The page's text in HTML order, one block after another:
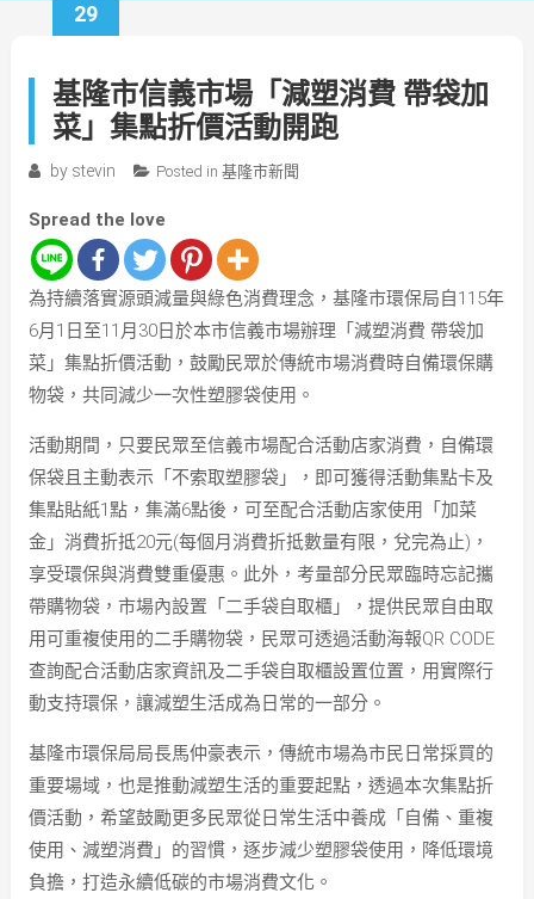
29
基隆市信義市場「減塑消費 帶袋加
菜」集點折價活動開跑
by stevin Posted in 基隆市新聞
Spread the love
為持續落實源頭減量與綠色消費理念，基隆市環保局自115年
6月1日至11月30日於本市信義市場辦理「減塑消費 帶袋加
菜」集點折價活動，鼓勵民眾於傳統市場消費時自備環保購
物袋，共同減少一次性塑膠袋使用。
活動期間，只要民眾至信義市場配合活動店家消費，自備環
保袋且主動表示「不索取塑膠袋」，即可獲得活動集點卡及
集點貼紙1點，集滿6點後，可至配合活動店家使用「加菜
金」消費折抵20元(每個月消費折抵數量有限，兌完為止)，
享受環保與消費雙重優惠。此外，考量部分民眾臨時忘記攜
帶購物袋，市場內設置「二手袋自取櫃」，提供民眾自由取
用可重複使用的二手購物袋，民眾可透過活動海報QR CODE
查詢配合活動店家資訊及二手袋自取櫃設置位置，用實際行
動支持環保，讓減塑生活成為日常的一部分。
基隆市環保局局長馬仲豪表示，傳統市場為市民日常採買的
重要場域，也是推動減塑生活的重要起點，透過本次集點折
價活動，希望鼓勵更多民眾從日常生活中養成「自備、重複
使用、減塑消費」的習慣，逐步減少塑膠袋使用，降低環境
負擔，打造永續低碳的市場消費文化。